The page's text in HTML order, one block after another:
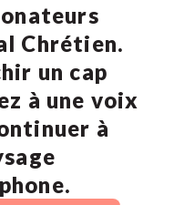
Chrétien.
un cap
à une voix
à